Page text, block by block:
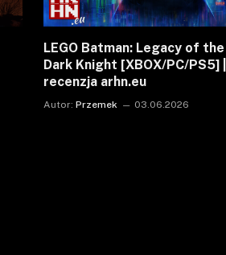
LEGO Batman: Legacy of the
Dark Knight [XBOX/PC/PS5] |
recenzja arhn.eu
Autor: Przemek 03.06.2026